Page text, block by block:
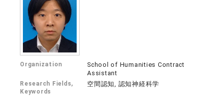
Organization
School of Humanities Contract
Assistant
Research Fields,
Keywords
空間認知, 認知神経科学